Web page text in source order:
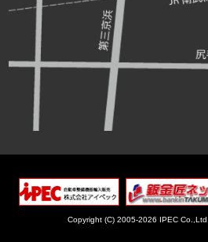
Copyright (C) 2005-2026 IPEC Co.,Ltd.